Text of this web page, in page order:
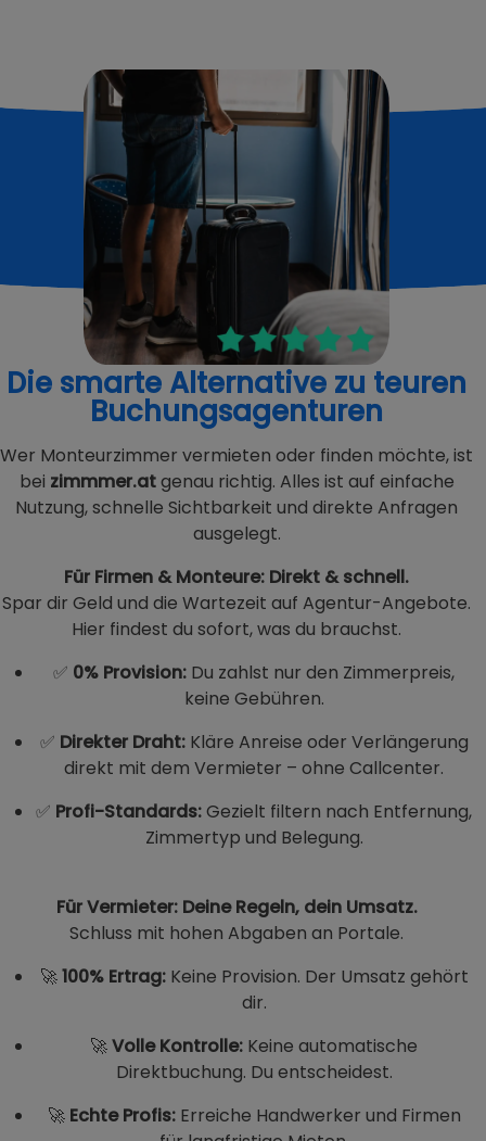
Die smarte Alternative zu teuren
Buchungsagenturen
Wer Monteurzimmer vermieten oder finden möchte, ist
bei zimmmer.atgenau richtig. Alles ist auf einfache
Nutzung, schnelle Sichtbarkeit und direkte Anfragen
ausgelegt.
Für Firmen & Monteure: Direkt & schnell.
Spar dir Geld und die Wartezeit auf Agentur-Angebote.
Hier findest du sofort, was du brauchst.
✅ 0% Provision: Du zahlst nur den Zimmerpreis,
keine Gebühren.
✅ Direkter Draht:Kläre Anreise oder Verlängerung
direkt mit dem Vermieter – ohne Callcenter.
✅ Profi-Standards:Gezielt filtern nach Entfernung,
Zimmertyp und Belegung.
Für Vermieter: Deine Regeln, dein Umsatz.
Schluss mit hohen Abgaben an Portale.
🚀100% Ertrag:Keine Provision. Der Umsatz gehört
dir.
🚀Volle Kontrolle: Keine automatische
Direktbuchung. Du entscheidest.
🚀 Echte Profis:Erreiche Handwerker und Firmen